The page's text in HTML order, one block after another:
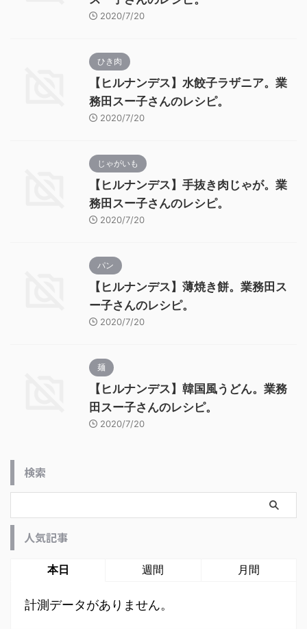
2020/7/20
ひき肉
【ヒルナンデス】水餃子ラザニア。業
務田スー子さんのレシピ。
2020/7/20
じゃがいも
【ヒルナンデス】手抜き肉じゃが。業
務田スー子さんのレシピ。
2020/7/20
パン
【ヒルナンデス】薄焼き餅。業務田ス
ー子さんのレシピ。
2020/7/20
麺
【ヒルナンデス】韓国風うどん。業務
田スー子さんのレシピ。
2020/7/20
検索
人気記事
本日 週間 月間
計測データがありません。